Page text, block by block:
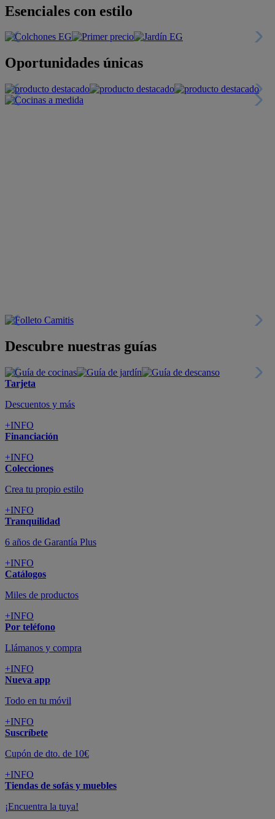
Esenciales con estilo
Oportunidades únicas
Descubre nuestras guías
Tarjeta
Descuentos y más
+INFO
Financiación
+INFO
Colecciones
Crea tu propio estilo
+INFO
Tranquilidad
6 años de Garantía Plus
+INFO
Catálogos
Miles de productos
+INFO
Por teléfono
Llámanos y compra
+INFO
Nueva app
Todo en tu móvil
+INFO
Suscríbete
Cupón de dto. de 10€
+INFO
Tiendas de sofás y muebles
¡Encuentra la tuya!